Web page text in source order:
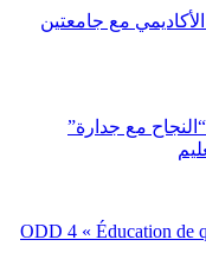
مع جامعتين
مع جدارة”
ODD 4 « Éducation de